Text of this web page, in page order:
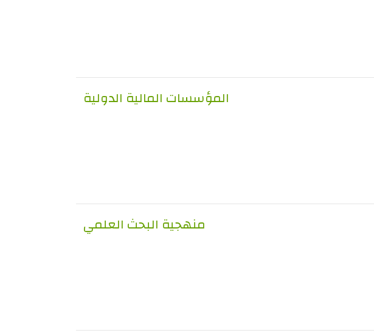
المؤسسات المالية الدولية
منهجية البحث العلمي